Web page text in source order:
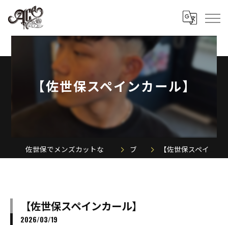
【佐世保スペインカール】
ブログ 【佐世保スペインカール】
【佐世保スペインカール】
2026/03/19